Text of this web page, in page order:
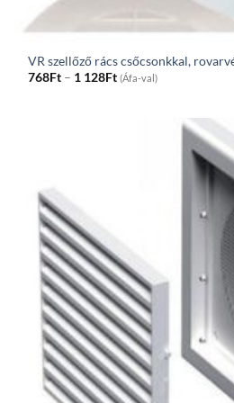
VR szellőző rács csőcsonkkal,
768Ft – 1 128FtPrice
range:
(Áfa-val)